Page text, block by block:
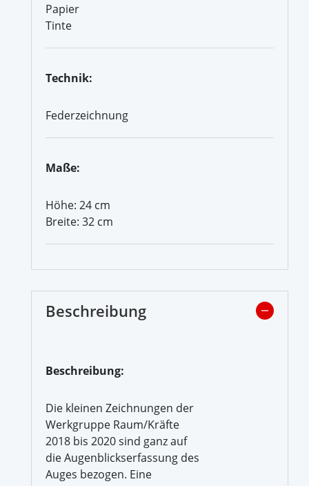
Papier
Tinte
Technik:
Federzeichnung
Maße:
Höhe: 24 cm
Breite: 32 cm
Beschreibung
Beschreibung:
Die kleinen Zeichnungen der
Werkgruppe Raum/Kräfte
2018 bis 2020 sind ganz auf
die Augenblickserfassung des
Auges bezogen. Eine